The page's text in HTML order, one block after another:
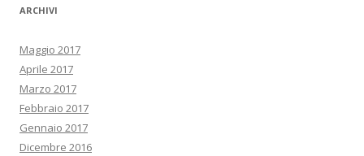
ARCHIVI
Maggio 2017
Aprile 2017
Marzo 2017
Febbraio 2017
Gennaio 2017
Dicembre 2016